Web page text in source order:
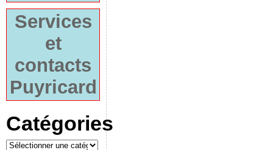
Services
et
contacts
Puyricard
Catégories